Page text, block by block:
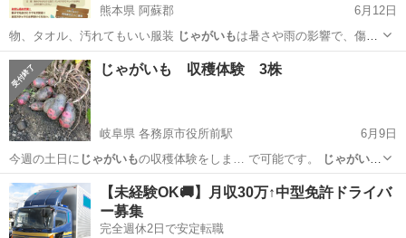
熊本県 阿蘇郡
6月12日
物、タオル、汚れてもいい服装 じゃがいもは暑さや雨の影響で、傷み
や変色がある…
熊本 阿蘇郡 地域/お祭り 農園
じゃがいも 収穫体験 3株
岐阜県 各務原市役所前駅
6月9日
今週の土日に じゃがいもの収穫体験をしま… で可能です。
じゃがい
も3株 1000…
岐阜 各務原市 各務原市役所前駅 その他 じゃがいも
【未経験OK🚚】月収30万↑中型免許ドライバ
ー募集
完全週休2日で安定転職